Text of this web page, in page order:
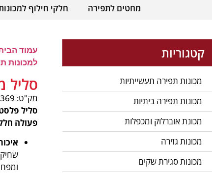
מחטים לתפירה
חלקי חילוף
קטגוריות
מכונות תפירה תעשייתיות
מכונות תפירה ביתיות
מכונת אוברלוק ומכפלות
מכונות גזירה
מכונות סגירת שקים
עמוד
למכונות
סליל
מק"ט: pnum-45369
פעולה